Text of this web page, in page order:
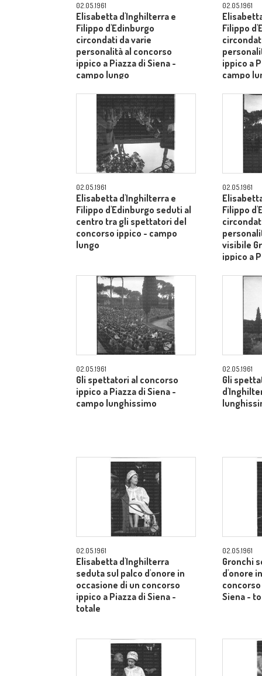
02.05.1961
Elisabetta d'Inghilterra e
Filippo d'Edinburgo
circondati da varie
personalità al concorso
ippico a Piazza di Siena -
campo lungo
02.05.1961
Filippo
ippico a
campo
02.05.1961
Elisabetta d'Inghilterra e
Filippo d'Edinburgo seduti al
centro tra gli spettatori del
concorso ippico - campo
lungo
02.05.1961
Filippo
visibile
ippico a
02.05.1961
Gli spettatori al concorso
ippico a Piazza di Siena -
campo lunghissimo
02.05.1961
Gli
02.05.1961
Elisabetta d'Inghilterra
seduta sul palco d'onore in
occasione di un concorso
ippico a Piazza di Siena -
totale
02.05.1961
Gronchi
d'onore
Siena -